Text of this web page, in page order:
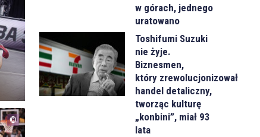
w górach, jednego
uratowano
Toshifumi Suzuki
nie żyje.
Biznesmen,
który zrewolucjonizował
handel detaliczny,
tworząc kulturę
„konbini”, miał 93
lata